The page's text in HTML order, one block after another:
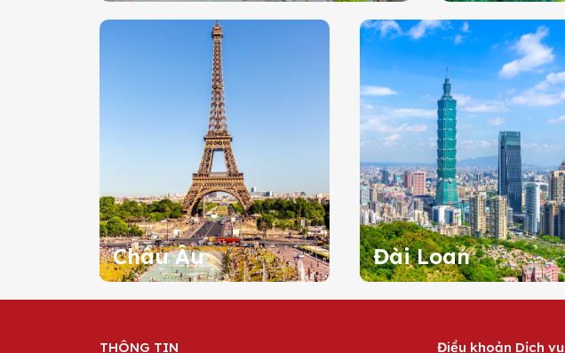
Châu Âu Đài Loan
THÔNG TIN Điều khoản Dịch vụ